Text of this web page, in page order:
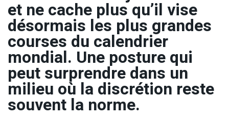
et ne cache plus qu’il vise
désormais les plus grandes
courses du calendrier
mondial. Une posture qui
peut surprendre dans un
milieu où la discrétion reste
souvent la norme.